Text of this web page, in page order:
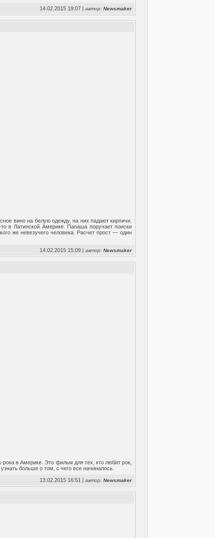
14.02.2015 19:07 |автор:Newsmaker
вино на белую одежду, на них падают кирпичи.
в Латинской Америке. Папаша поручает поиски
же невезучего человека. Расчет прост — один
14.02.2015 15:09 |автор:Newsmaker
в Америке. Это фильм для тех, кто любит рок,
больше о том, с чего все начиналось.
13.02.2015 16:51 |автор:Newsmaker